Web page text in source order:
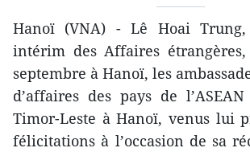
Hanoï (VNA) - Lê Hoai
intérim des Affaires
septembre à Hanoï, les
d’affaires des pays de
Timor-Leste à Hanoï, venus lui
félicitations à l’occasion de sa